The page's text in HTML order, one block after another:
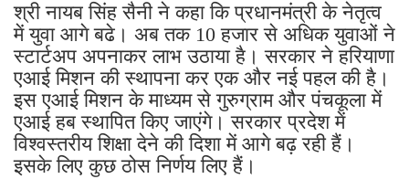
श्री नायब सिंह सैनी ने कहा कि प्रधानमंत्री के नेतृत्व
में युवा आगे बढे। अब तक 10 हजार से अधिक युवाओं ने
स्टार्टअप अपनाकर लाभ उठाया है। सरकार ने हरियाणा
एआई मिशन की स्थापना कर एक और नई पहल की है।
इस एआई मिशन के माध्यम से गुरुग्राम और पंचकूला में
एआई हब स्थापित किए जाएंगे। सरकार प्रदेश में
विश्वस्तरीय शिक्षा देने की दिशा में आगे बढ़ रही हैं।
इसके लिए कुछ ठोस निर्णय लिए हैं।